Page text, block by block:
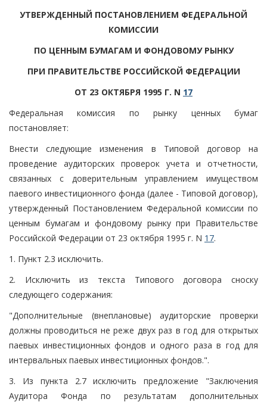
УТВЕРЖДЕННЫЙ ПОСТАНОВЛЕНИЕМ ФЕДЕРАЛЬНОЙ
КОМИССИИ
ПО ЦЕННЫМ БУМАГАМ И ФОНДОВОМУ РЫНКУ
ПРИ ПРАВИТЕЛЬСТВЕ РОССИЙСКОЙ ФЕДЕРАЦИИ
ОТ 23 ОКТЯБРЯ 1995 Г. N 17
Федеральная комиссия по рынку ценных бумаг
постановляет:
Внести следующие изменения в Типовой договор на
проведение аудиторских проверок учета и отчетности,
связанных с доверительным управлением имуществом
паевого инвестиционного фонда (далее - Типовой договор),
утвержденный Постановлением Федеральной комиссии по
ценным бумагам и фондовому рынку при Правительстве
Российской Федерации от 23 октября 1995 г. N 17.
1. Пункт 2.3 исключить.
2. Исключить из текста Типового договора сноску
следующего содержания:
"Дополнительные (внеплановые) аудиторские проверки
должны проводиться не реже двух раз в год для открытых
паевых инвестиционных фондов и одного раза в год для
интервальных паевых инвестиционных фондов.".
3. Из пункта 2.7 исключить предложение "Заключения
Аудитора Фонда по результатам дополнительных